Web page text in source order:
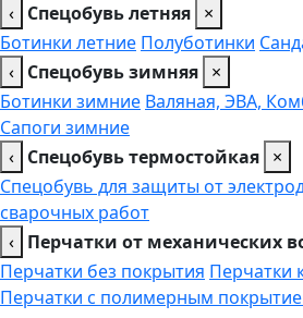
‹ Спецобувь летняя ×
Ботинки летние Полуботинки
‹ Спецобувь зимняя ×
Ботинки зимние Валяная, ЭВА,
Сапоги зимние
‹ Спецобувь термостойкая ×
Спецобувь для защиты от
сварочных работ
‹ Перчатки от механических
Перчатки без покрытия Перчатки
Перчатки с полимерным